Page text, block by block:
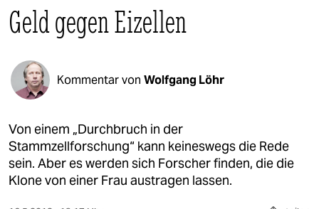
politik
öko
gesellschaft
kultur
sport
Geld gegen Eizellen
Kommentar von Wolfgang Löhr
Von einem „Durchbruch in der
Stammzellforschung“ kann keineswegs die Rede
sein. Aber es werden sich Forscher finden, die die
Klone von einer Frau austragen lassen.